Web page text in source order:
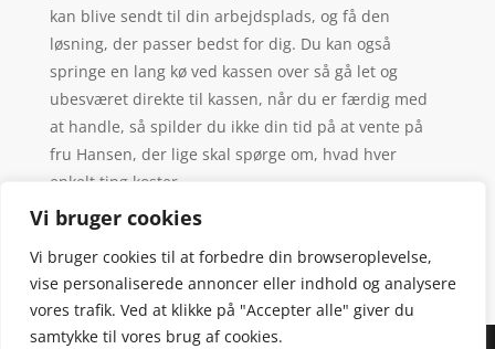
Vi bruger cookies
Vi bruger cookies til at forbedre din browseroplevelse,
vise personaliserede annoncer eller indhold og analysere
vores trafik. Ved at klikke på "Accepter alle" giver du
samtykke til vores brug af cookies.
kan blive sendt til din arbejdsplads, og få den
løsning, der passer bedst for dig. Du kan også
springe en lang kø ved kassen over så gå let og
ubesværet direkte til kassen, når du er færdig med
at handle, så spilder du ikke din tid på at vente på
fru Hansen, der lige skal spørge om, hvad hver
enkelt ting koster.